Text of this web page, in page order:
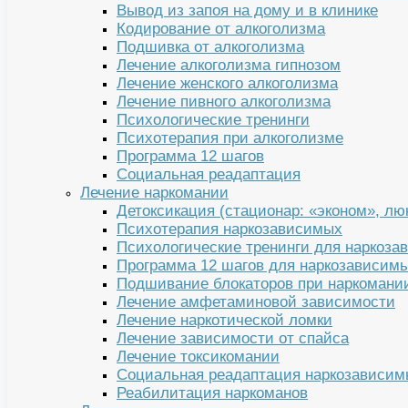
Вывод из запоя на дому и в клинике
Кодирование от алкоголизма
Подшивка от алкоголизма
Лечение алкоголизма гипнозом
Лечение женского алкоголизма
Лечение пивного алкоголизма
Психологические тренинги
Психотерапия при алкоголизме
Программа 12 шагов
Социальная реадаптация
Лечение наркомании
Детоксикация (стационар: «эконом»,
Психотерапия наркозависимых
Психологические тренинги для
Программа 12 шагов для
Подшивание блокаторов при
Лечение амфетаминовой зависимости
Лечение наркотической ломки
Лечение зависимости от спайса
Лечение токсикомании
Социальная реадаптация
Реабилитация наркоманов